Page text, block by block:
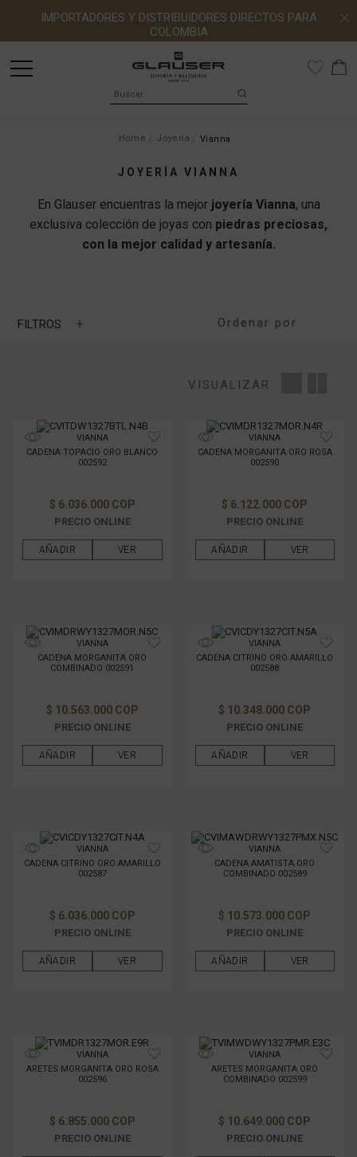
IMPORTADORES Y DISTRIBUIDORES DIRECTOS PARA
COLOMBIA
Home Joyería Vianna
JOYERÍA VIANNA
En Glauser encuentras la mejor joyería Vianna, una
exclusiva colección de joyas con piedras preciosas,
con la mejor calidad y artesanía.
FILTROS +
FILTRAR POR PRECIO
VISUALIZAR
VIANNA
CADENA TOPACIO ORO BLANCO
002592
$ 6.036.000 COP
PRECIO ONLINE
AÑADIR VER
VIANNA
CADENA MORGANITA ORO ROSA
002590
$ 6.122.000 COP
PRECIO ONLINE
AÑADIR VER
VIANNA
CADENA MORGANITA ORO
COMBINADO 002591
$ 10.563.000 COP
PRECIO ONLINE
AÑADIR VER
VIANNA
CADENA CITRINO ORO AMARILLO
002588
$ 10.348.000 COP
PRECIO ONLINE
AÑADIR VER
VIANNA
CADENA CITRINO ORO AMARILLO
002587
$ 6.036.000 COP
PRECIO ONLINE
AÑADIR VER
VIANNA
CADENA AMATISTA ORO
COMBINADO 002589
$ 10.573.000 COP
PRECIO ONLINE
AÑADIR VER
VIANNA
ARETES MORGANITA ORO ROSA
002596
$ 6.855.000 COP
PRECIO ONLINE
VIANNA
ARETES MORGANITA ORO
COMBINADO 002599
$ 10.649.000 COP
PRECIO ONLINE